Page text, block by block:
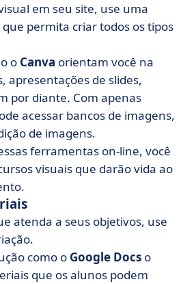
em seu site, use uma
permita criar todos os tipos
o Canva orientam você na
apresentações de slides,
por diante. Com apenas
acessar bancos de imagens,
de imagens.
ferramentas on-line, você
visuais que darão vida ao
atenda a seus objetivos, use
como o Google Docs o
que os alunos podem